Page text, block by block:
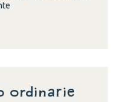
Ordinarie